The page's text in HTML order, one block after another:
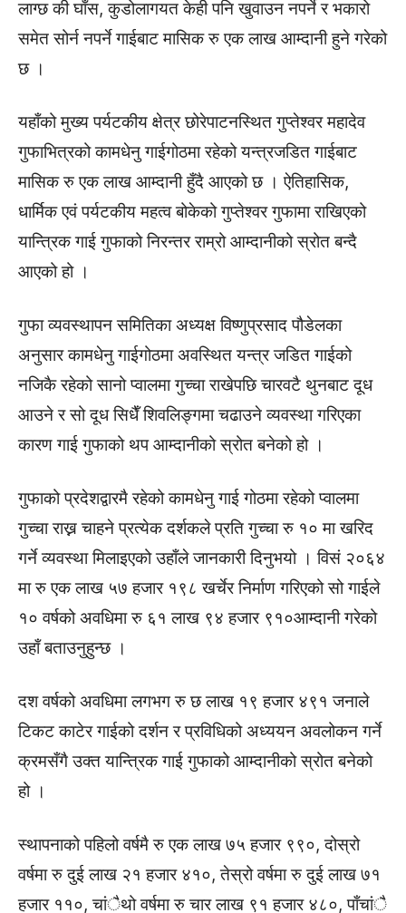
लाग्छ की घाँस, कुडोलागयत केही पनि खुवाउन नपर्ने र भकारो
समेत सोर्न नपर्ने गाईबाट मासिक रु एक लाख आम्दानी हुने गरेको
छ ।
यहाँको मुख्य पर्यटकीय क्षेत्र छोरेपाटनस्थित गुप्तेश्वर महादेव
गुफाभित्रको कामधेनु गाईगोठमा रहेको यन्त्रजडित गाईबाट
मासिक रु एक लाख आम्दानी हुँदै आएको छ । ऐतिहासिक,
धार्मिक एवं पर्यटकीय महत्व बोकेको गुप्तेश्वर गुफामा राखिएको
यान्त्रिक गाई गुफाको निरन्तर राम्रो आम्दानीको स्रोत बन्दै
आएको हो ।
गुफा व्यवस्थापन समितिका अध्यक्ष विष्णुप्रसाद पौडेलका
अनुसार कामधेनु गाईगोठमा अवस्थित यन्त्र जडित गाईको
नजिकै रहेको सानो प्वालमा गुच्चा राखेपछि चारवटै थुनबाट दूध
आउने र सो दूध सिधैँ शिवलिङ्गमा चढाउने व्यवस्था गरिएका
कारण गाई गुफाको थप आम्दानीको स्रोत बनेको हो ।
गुफाको प्रदेशद्वारमै रहेको कामधेनु गाई गोठमा रहेको प्वालमा
गुच्चा राख्न चाहने प्रत्येक दर्शकले प्रति गुच्चा रु १० मा खरिद
गर्ने व्यवस्था मिलाइएको उहाँले जानकारी दिनुभयो । विसं २०६४
मा रु एक लाख ५७ हजार १९८ खर्चेर निर्माण गरिएको सो गाईले
१० वर्षको अवधिमा रु ६१ लाख ९४ हजार ९१०आम्दानी गरेको
उहाँ बताउनुहुन्छ ।
दश वर्षको अवधिमा लगभग रु छ लाख १९ हजार ४९१ जनाले
टिकट काटेर गाईको दर्शन र प्रविधिको अध्ययन अवलोकन गर्ने
क्रमसँगै उक्त यान्त्रिक गाई गुफाको आम्दानीको स्रोत बनेको
हो ।
स्थापनाको पहिलो वर्षमै रु एक लाख ७५ हजार ९९०, दोस्रो
वर्षमा रु दुई लाख २१ हजार ४१०, तेस्रो वर्षमा रु दुई लाख ७१
हजार ११०, चांैथो वर्षमा रु चार लाख ९१ हजार ४८०, पाँचांै